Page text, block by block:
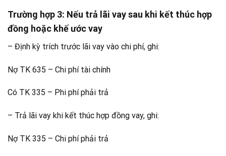
Trường hợp 3: Nếu trả lãi vay sau khi kết thúc hợp
đồng hoặc khế ước vay
– Định kỳ trích trước lãi vay vào chi phí, ghi:
Nợ TK 635 – Chi phí tài chính
Có TK 335 – Phi phí phải trả
– Trả lãi vay khi kết thúc hợp đồng vay, ghi:
Nợ TK 335 – Chi phí phải trả